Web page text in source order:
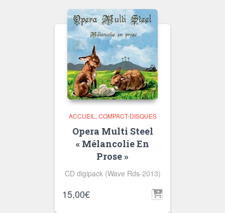
ACCUEIL COMPACT-DISQUES
Opera Multi Steel
« Mélancolie En
Prose »
CD digipack (Wave Rds-2013)
15,00€